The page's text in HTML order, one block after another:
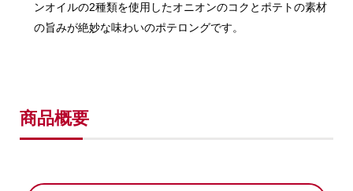
ンオイルの2種類を使用したオニオンのコクとポテトの素材
の旨みが絶妙な味わいのポテロングです。
商品概要